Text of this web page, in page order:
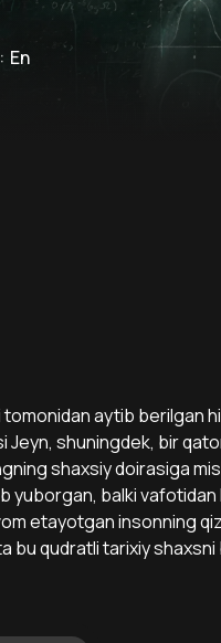
: En
aytib berilgan
shuningdek, bir
shaxsiy doirasiga
yuborgan, balki
etayotgan insonning
qudratli tarixiy